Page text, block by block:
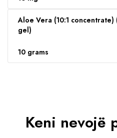
Aloe Vera (10:1 concentrate)
gel)
10 grams
Keni nevojë